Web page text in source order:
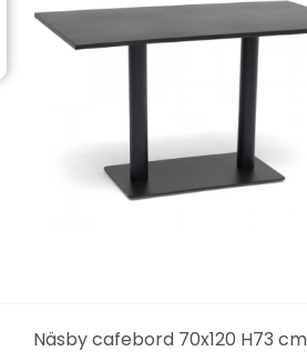
Näsby cafebord 70x120 H73